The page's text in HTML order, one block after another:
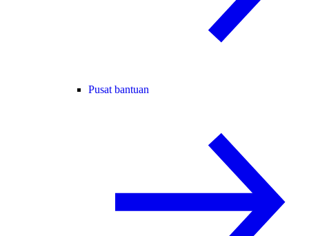
Pusat bantuan